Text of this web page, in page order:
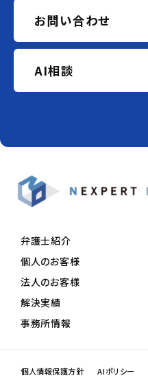
お問い合わせ
AI相談
弁護士紹介
個人のお客様
法人のお客様
解決実績
事務所情報
個人情報保護方針 AIポリシー